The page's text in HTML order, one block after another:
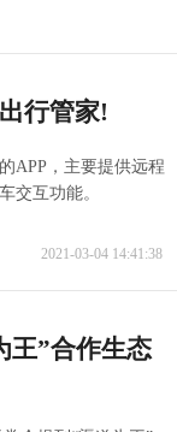
行管家!
APP，主要提供远程
交互功能。
2021-03-04 14:41:38
王”合作生态